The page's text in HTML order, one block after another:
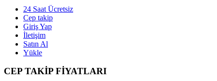
24 Saat Ücretsiz
Cep takip
Giriş Yap
İletişim
Satın Al
Yükle
CEP TAKİP FİYATLARI